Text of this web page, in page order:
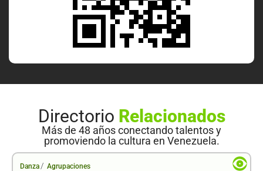
Directorio Relacionados
Más de 48 años conectando talentos y
promoviendo la cultura en Venezuela.
Danza / Agrupaciones